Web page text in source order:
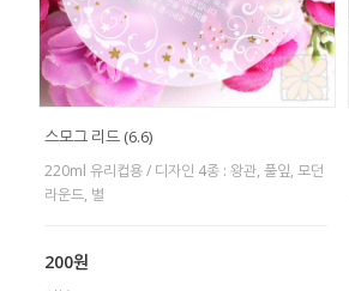
스모그 리드 (6.6)
220ml 유리컵용 / 디자인 4종 : 왕관, 풀잎, 모던
라운드, 별
200원